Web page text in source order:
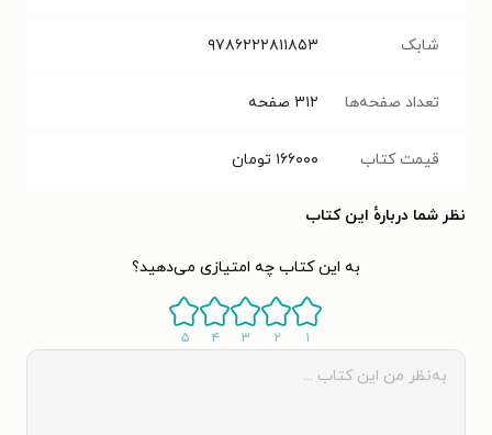
شابک ۹۷۸۶۲۲۲۸۱۱۸۵۳
تعداد صفحه‌ها ۳۱۲ صفحه
قیمت کتاب ۱۶۶۰۰۰ تومان
نظر شما دربارهٔ این کتاب
به این کتاب چه امتیازی می‌دهید؟
۱ ۲ ۳ ۴ ۵